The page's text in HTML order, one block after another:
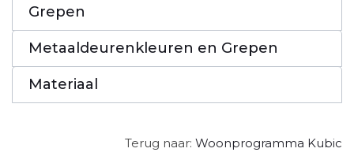
Grepen
Metaaldeurenkleuren en Grepen
Materiaal
Terug naar: Woonprogramma Kubic